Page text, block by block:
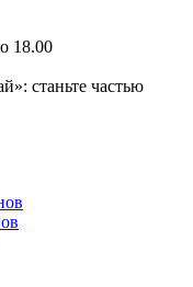
18.00
станьте частью